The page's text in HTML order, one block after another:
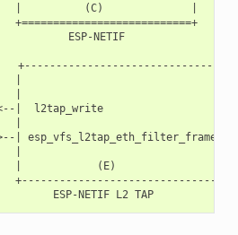
|          (C)              |
+===========================+
ESP-NETIF
+--------------------------------
|  l2tap_write
| esp_vfs_l2tap_eth_filter_frame
|            (E)                 |
+--------------------------------+
                             ESP-NETIF L2 TAP